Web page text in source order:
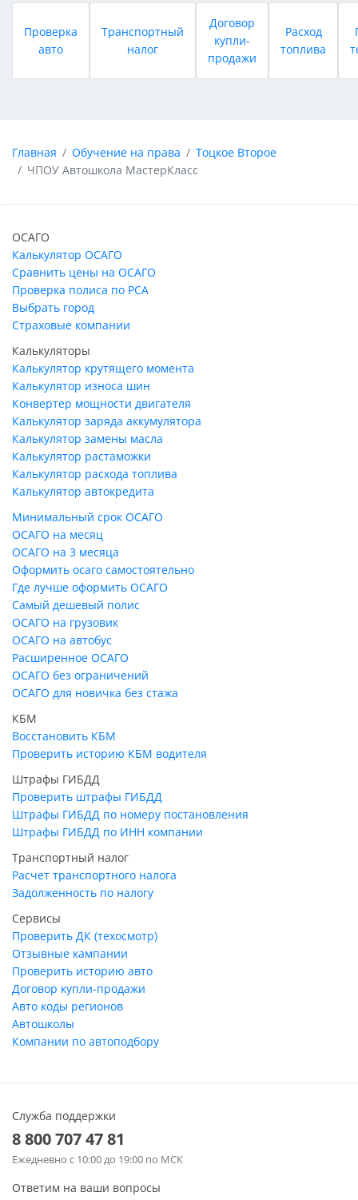
Проверка
авто
Транспортный
налог
Договор
купли-
продажи
Расход
топлива
Главная Обучение на права
Тоцкое Второе
ЧПОУ Автошкола МастерКласс
ОСАГО
Калькулятор ОСАГО
Сравнить цены на ОСАГО
Проверка полиса по РСА
Выбрать город
Страховые компании
Калькуляторы
Калькулятор крутящего момента
Калькулятор износа шин
Конвертер мощности двигателя
Калькулятор заряда аккумулятора
Калькулятор замены масла
Калькулятор растаможки
Калькулятор расхода топлива
Калькулятор автокредита
Минимальный срок ОСАГО
ОСАГО на месяц
ОСАГО на 3 месяца
Оформить осаго самостоятельно
Где лучше оформить ОСАГО
Самый дешевый полис
ОСАГО на грузовик
ОСАГО на автобус
Расширенное ОСАГО
ОСАГО без ограничений
ОСАГО для новичка без стажа
КБМ
Восстановить КБМ
Проверить историю КБМ водителя
Штрафы ГИБДД
Проверить штрафы ГИБДД
Штрафы ГИБДД по номеру постановления
Штрафы ГИБДД по ИНН компании
Транспортный налог
Расчет транспортного налога
Задолженность по налогу
Сервисы
Проверить ДК (техосмотр)
Отзывные кампании
Проверить историю авто
Договор купли-продажи
Авто коды регионов
Автошколы
Компании по автоподбору
Служба поддержки
8 800 707 47 81
Ежедневно с 10:00 до 19:00 по МСК
Ответим на ваши вопросы